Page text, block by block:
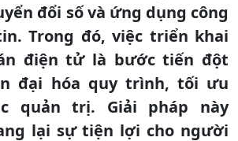
đổi số và ứng dụng công
Trong đó, việc triển khai
điện tử là bước tiến đột
đại hóa quy trình, tối ưu
quản trị. Giải pháp này
lại sự tiện lợi cho người